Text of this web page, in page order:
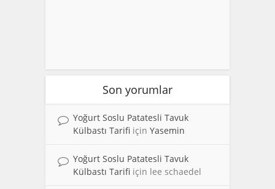
Son yorumlar
Yoğurt Soslu Patatesli Tavuk
Külbastı Tarifi için Yasemin
Yoğurt Soslu Patatesli Tavuk
Külbastı Tarifi için lee schaedel